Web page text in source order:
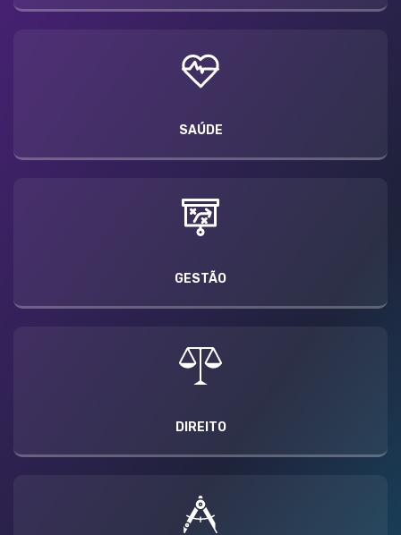
SAÚDE
GESTÃO
DIREITO